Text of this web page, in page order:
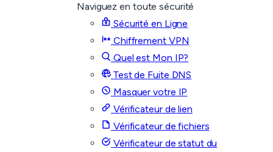
Naviguez en toute sécurité
Sécurité en Ligne
Chiffrement VPN
Quel est Mon IP?
Test de Fuite DNS
Masquer votre IP
Vérificateur de lien
Vérificateur de fichiers
Vérificateur de statut du